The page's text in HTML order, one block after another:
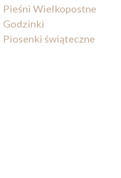
Pieśni Wielkopostne
Godzinki
Piosenki świąteczne